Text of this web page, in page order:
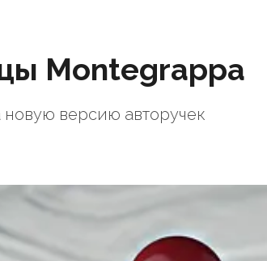
Montegrappa
версию авторучек